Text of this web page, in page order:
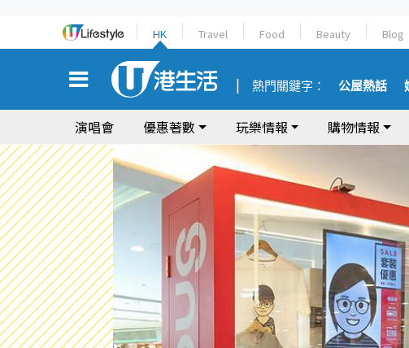
HK Travel Food Beauty Blog
熱門關鍵字： 公屋熱話
演唱會 優惠著數 玩樂情報 購物情報